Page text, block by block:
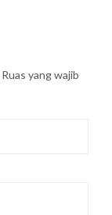
Ruas yang wajib